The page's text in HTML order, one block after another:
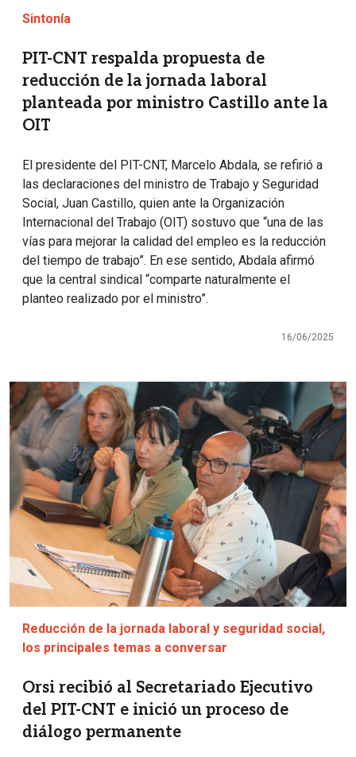
Sintonía
PIT-CNT respalda propuesta de
reducción de la jornada laboral
planteada por ministro Castillo ante la
OIT
El presidente del PIT-CNT, Marcelo Abdala, se refirió a
las declaraciones del ministro de Trabajo y Seguridad
Social, Juan Castillo, quien ante la Organización
Internacional del Trabajo (OIT) sostuvo que “una de las
vías para mejorar la calidad del empleo es la reducción
del tiempo de trabajo”. En ese sentido, Abdala afirmó
que la central sindical “comparte naturalmente el
planteo realizado por el ministro”.
16/06/2025
Imagen
Reducción de la jornada laboral y seguridad social,
los principales temas a conversar
Orsi recibió al Secretariado Ejecutivo
del PIT-CNT e inició un proceso de
diálogo permanente